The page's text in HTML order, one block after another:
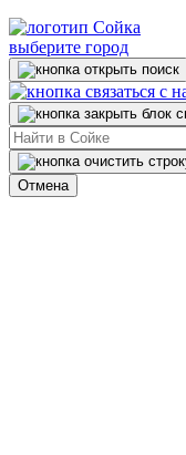
выберите город
Отмена